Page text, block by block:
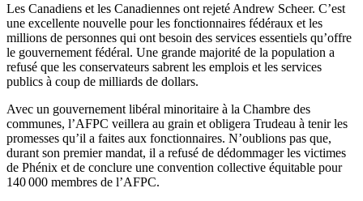
Les Canadiens et les Canadiennes ont rejeté Andrew Scheer. C’est
une excellente nouvelle pour les fonctionnaires fédéraux et les
millions de personnes qui ont besoin des services essentiels qu’offre
le gouvernement fédéral. Une grande majorité de la population a
refusé que les conservateurs sabrent les emplois et les services
publics à coup de milliards de dollars.
Avec un gouvernement libéral minoritaire à la Chambre des
communes, l’AFPC veillera au grain et obligera Trudeau à tenir les
promesses qu’il a faites aux fonctionnaires. N’oublions pas que,
durant son premier mandat, il a refusé de dédommager les victimes
de Phénix et de conclure une convention collective équitable pour
140 000 membres de l’AFPC.